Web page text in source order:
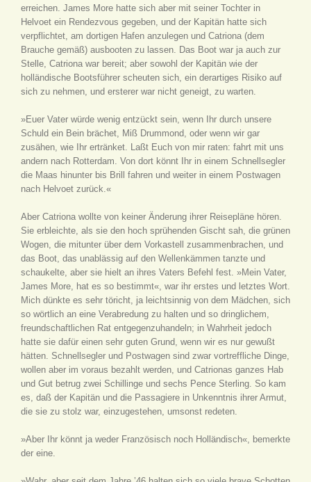
erreichen. James More hatte sich aber mit seiner Tochter in
Helvoet ein Rendezvous gegeben, und der Kapitän hatte sich
verpflichtet, am dortigen Hafen anzulegen und Catriona (dem
Brauche gemäß) ausbooten zu lassen. Das Boot war ja auch zur
Stelle, Catriona war bereit; aber sowohl der Kapitän wie der
holländische Bootsführer scheuten sich, ein derartiges Risiko auf
sich zu nehmen, und ersterer war nicht geneigt, zu warten.
»Euer Vater würde wenig entzückt sein, wenn Ihr durch unsere
Schuld ein Bein brächet, Miß Drummond, oder wenn wir gar
zusähen, wie Ihr ertränket. Laßt Euch von mir raten: fahrt mit uns
andern nach Rotterdam. Von dort könnt Ihr in einem Schnellsegler
die Maas hinunter bis Brill fahren und weiter in einem Postwagen
nach Helvoet zurück.«
Aber Catriona wollte von keiner Änderung ihrer Reisepläne hören.
Sie erbleichte, als sie den hoch sprühenden Gischt sah, die grünen
Wogen, die mitunter über dem Vorkastell zusammenbrachen, und
das Boot, das unablässig auf den Wellenkämmen tanzte und
schaukelte, aber sie hielt an ihres Vaters Befehl fest. »Mein Vater,
James More, hat es so bestimmt«, war ihr erstes und letztes Wort.
Mich dünkte es sehr töricht, ja leichtsinnig von dem Mädchen, sich
so wörtlich an eine Verabredung zu halten und so dringlichem,
freundschaftlichen Rat entgegenzuhandeln; in Wahrheit jedoch
hatte sie dafür einen sehr guten Grund, wenn wir es nur gewußt
hätten. Schnellsegler und Postwagen sind zwar vortreffliche Dinge,
wollen aber im voraus bezahlt werden, und Catrionas ganzes Hab
und Gut betrug zwei Schillinge und sechs Pence Sterling. So kam
es, daß der Kapitän und die Passagiere in Unkenntnis ihrer Armut,
die sie zu stolz war, einzugestehen, umsonst redeten.
»Aber Ihr könnt ja weder Französisch noch Holländisch«, bemerkte
der eine.